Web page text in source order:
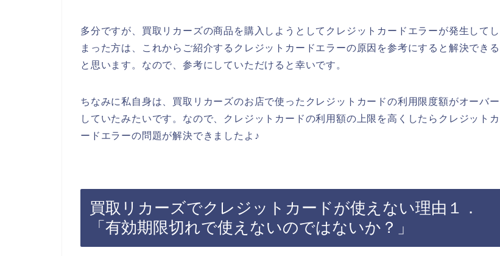
多分ですが、買取リカーズの商品を購入しようとしてクレジットカードエラーが発生してし
まった方は、これからご紹介するクレジットカードエラーの原因を参考にすると解決できる
と思います。なので、参考にしていただけると幸いです。
ちなみに私自身は、買取リカーズのお店で使ったクレジットカードの利用限度額がオーバー
していたみたいです。なので、クレジットカードの利用額の上限を高くしたらクレジットカ
ードエラーの問題が解決できましたよ♪
買取リカーズでクレジットカードが使えない理由１．
「有効期限切れで使えないのではないか？」